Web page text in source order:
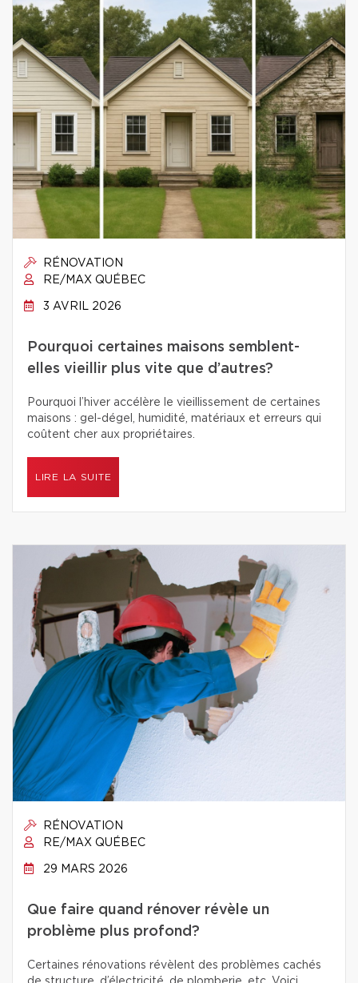
RÉNOVATION
RE/MAX QUÉBEC
3 AVRIL 2026
Pourquoi certaines maisons semblent-
elles vieillir plus vite que d’autres?
Pourquoi l’hiver accélère le vieillissement de certaines
maisons : gel-dégel, humidité, matériaux et erreurs qui
coûtent cher aux propriétaires.
LIRE LA SUITE
RÉNOVATION
RE/MAX QUÉBEC
29 MARS 2026
Que faire quand rénover révèle un
problème plus profond?
Certaines rénovations révèlent des problèmes cachés